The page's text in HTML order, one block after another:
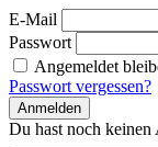
E-Mail
Passwort
Angemeldet
Passwort vergessen?
Anmelden
Du hast noch keinen